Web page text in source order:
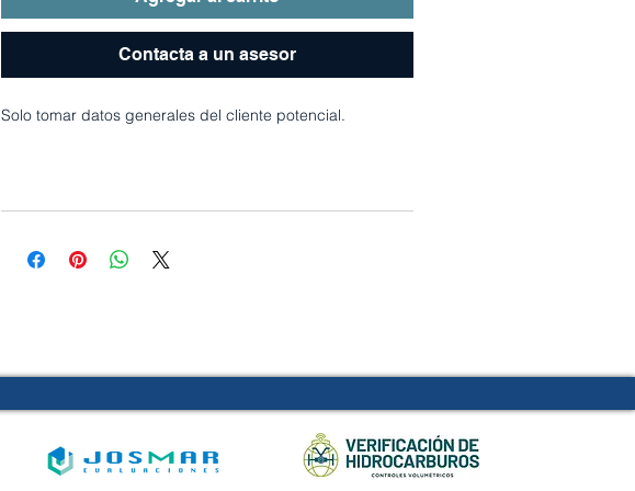
Contacta a un asesor
Solo tomar datos generales del cliente potencial.